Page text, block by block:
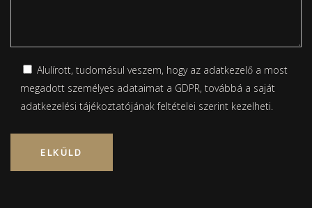
Alulírott, tudomásul veszem, hogy az adatkezelő a most
megadott személyes adataimat a GDPR, továbbá a saját
adatkezelési tájékoztatójánakfeltételei szerint kezelheti.